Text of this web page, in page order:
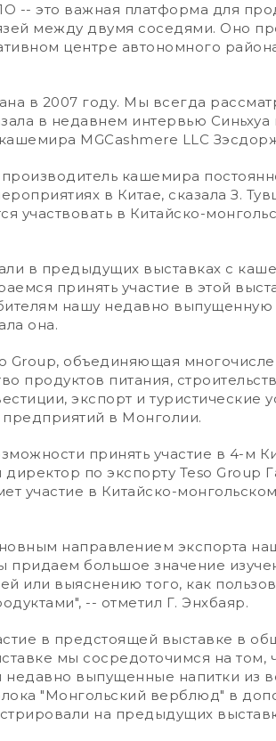
-- это важная платформа для
между двумя соседями. Оно
центре автономного
в 2007 году. Мы всегда
в недавнем интервью
MGCashmere LLC
кашемира
в Китае, сказала З.
участвовать в Китайско-
в предыдущих выставках с
принять участие в этой
нашу недавно выпущенную
она.
Group, объединяющая
продуктов питания,
экспорт и туристические
в Монголии.
принять участие в 4-м
по экспорту Teso Group
участие в Китайско-
направлением экспорта
придаем большое значение
или выяснению того, как
-- отметил Г. Энхбаяр.
в предстоящей выставке в
мы сосредоточимся на том,
недавно выпущенные напитки из
"Монгольский верблюд" в
на предыдущих